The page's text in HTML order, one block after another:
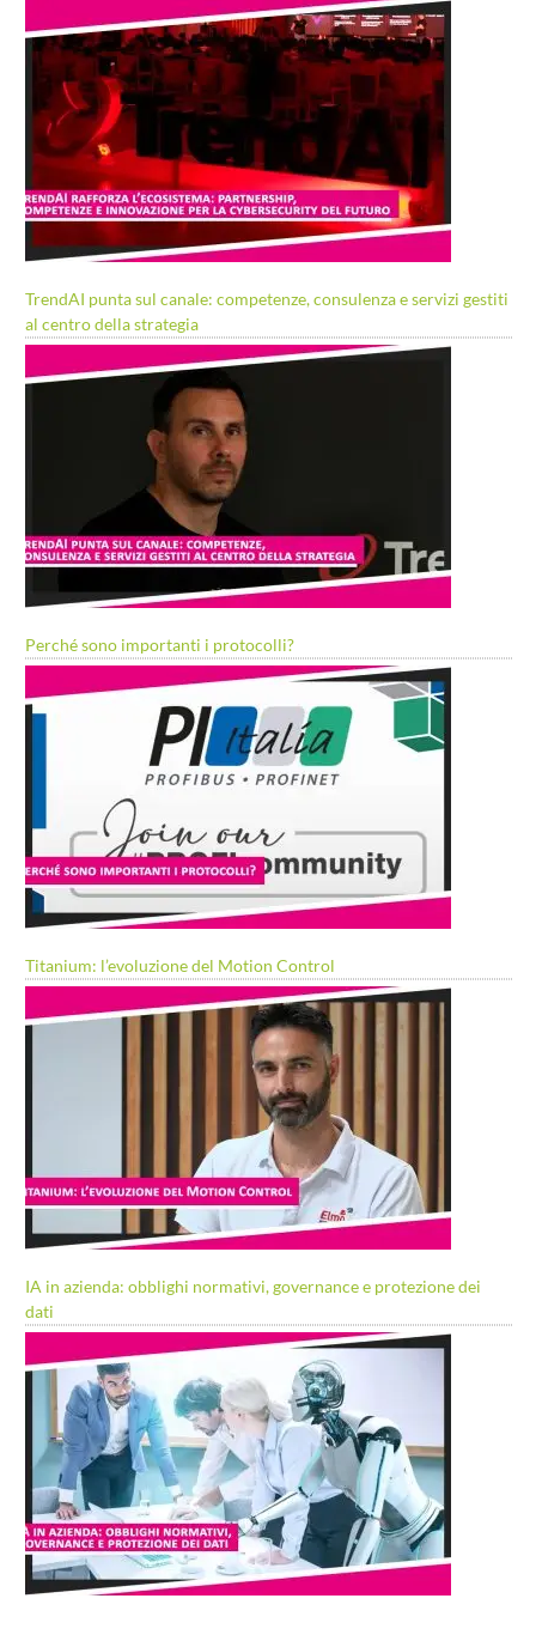
TrendAI punta sul canale: competenze, consulenza e servizi gestiti
al centro della strategia
Perché sono importanti i protocolli?
Titanium: l’evoluzione del Motion Control
IA in azienda: obblighi normativi, governance e protezione dei
dati